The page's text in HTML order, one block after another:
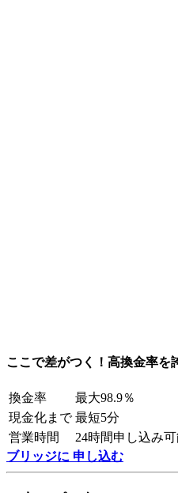
ここで差がつく！高換金率を
換金率
最大98.9％
現金化まで 最短5分
営業時間
24時間申し込み
ブリッジに 申し込む